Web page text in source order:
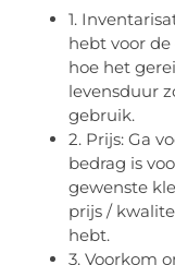
1.
hebt voor
hoe het
levensduur
gebruik.
2. Prijs: Ga
bedrag is
gewenste
prijs /
hebt.
3. Voorkom